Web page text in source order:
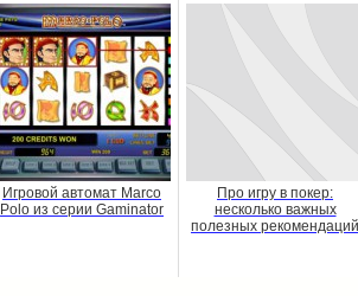
Игровой автомат Marco
Polo из серии Gaminator
Про игру в покер:
несколько важных
полезных рекомендаций